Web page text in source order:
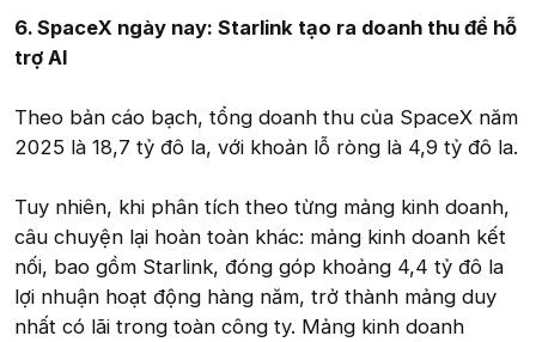
6. SpaceX ngày nay: Starlink tạo ra doanh thu để hỗ
trợ AI
Theo bản cáo bạch, tổng doanh thu của SpaceX năm
2025 là 18,7 tỷ đô la, với khoản lỗ ròng là 4,9 tỷ đô la.
Tuy nhiên, khi phân tích theo từng mảng kinh doanh,
câu chuyện lại hoàn toàn khác: mảng kinh doanh kết
nối, bao gồm Starlink, đóng góp khoảng 4,4 tỷ đô la
lợi nhuận hoạt động hàng năm, trở thành mảng duy
nhất có lãi trong toàn công ty. Mảng kinh doanh